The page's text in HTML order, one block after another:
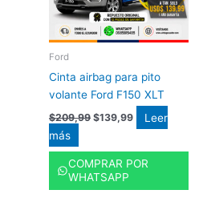
Ford
Cinta airbag para pito
volante Ford F150 XLT
$209,99 $139,99
Leer
más
COMPRAR POR
WHATSAPP